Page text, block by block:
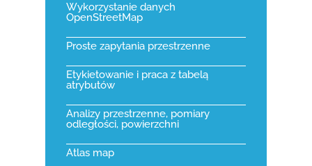
Wykorzystanie danych
OpenStreetMap​
Proste zapytania przestrzenne
Etykietowanie i praca z tabelą
atrybutów
Analizy przestrzenne, pomiary
odległości, powierzchni
Atlas map